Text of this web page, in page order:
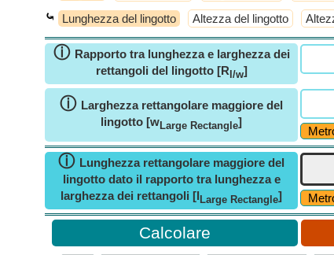
⤿ Lunghezza del lingotto Altezza del lingotto
ⓘ Rapporto tra lunghezza e larghezza dei
rettangoli del lingotto [Rl/w]
ⓘ Larghezza rettangolare maggiore del
lingotto [wLarge Rectangle]
ⓘ Lunghezza rettangolare maggiore del
lingotto dato il rapporto tra lunghezza e
larghezza dei rettangoli [l Large Rectangle]